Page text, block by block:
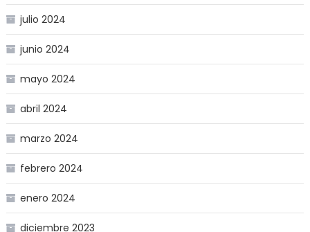
julio 2024
junio 2024
mayo 2024
abril 2024
marzo 2024
febrero 2024
enero 2024
diciembre 2023